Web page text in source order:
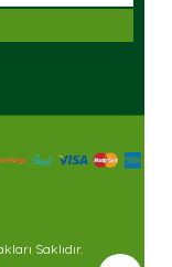
Saklıdır.